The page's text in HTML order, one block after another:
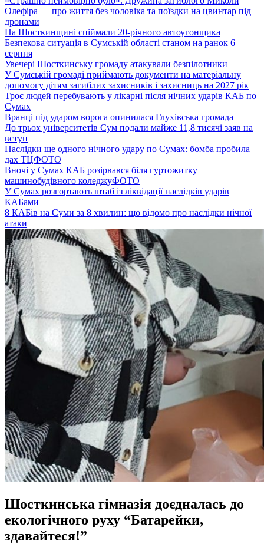
Олефіра — про життя без чоловіка та поїздки на цвинтар під
дронами
На Шосткинщині спіймали 20-річного автоугонщика
Безпекова ситуація в Сумській області станом на ранок 6
серпня
Увечері Шосткинську громаду атакували безпілотники
У Сумській громаді приймають документи на матеріальну
допомогу дітям загиблих захисників і захисниць на 2027 рік
Троє людей перебувають у лікарні після нічних ударів КАБ по
Сумах
Вранці під ударом ворога опинилася Глухівська громада
До трьох університетів Сум подали майже 11,8 тисячі заяв на
вступ
Наслідки ще одного нічного удару по Сумах: бомба пробила
дах ТЦФОТО
Вночі у Сумах КАБ розірвався біля гуртожитку
машинобудівного коледжуФОТО
У Сумах розгортають штаб із ліквідації наслідків ударів
КАБами
8 КАБів на Суми за 8 хвилин: що відомо про наслідки нічної
атаки
Шосткинська гімназія доєдналась до
екологічного руху “Батарейки,
здавайтеся!”